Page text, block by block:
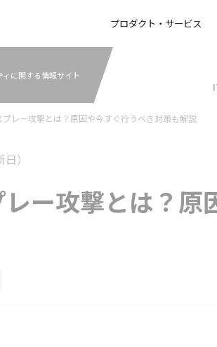
プロダクト・サービス
に関する情報サイト
プレー攻撃とは？原因や今すぐ行うべき対策も解説
日）
ー攻撃とは？原